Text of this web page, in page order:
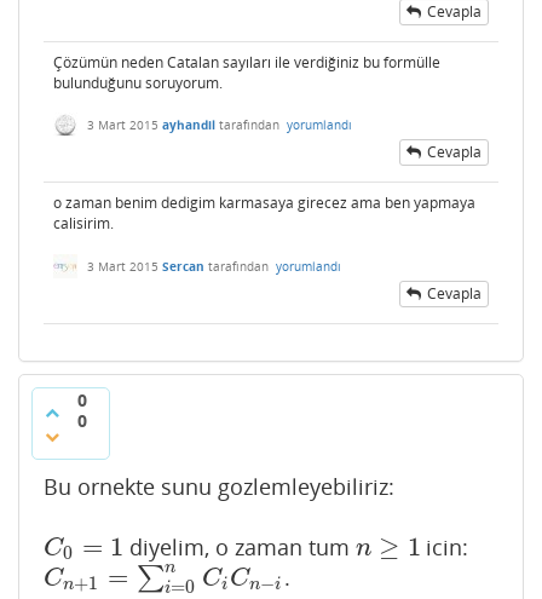
Cevapla
Çözümün neden Catalan sayıları ile verdiğiniz bu formülle
bulunduğunu soruyorum.
3 Mart 2015 ayhandil tarafından yorumlandı
Cevapla
o zaman benim dedigim karmasaya girecez ama ben yapmaya
calisirim.
3 Mart 2015 Sercan tarafından yorumlandı
Cevapla
0
0
Bu ornekte sunu gozlemleyebiliriz:
C0 = 1
C0= 1 diyelim, o zaman tumn ≥ 1
n≥1 icin:
Cn+1 = ∑n
i=0 Ci Cn−i
Cn+1 ∑i= 0nC C n−i .